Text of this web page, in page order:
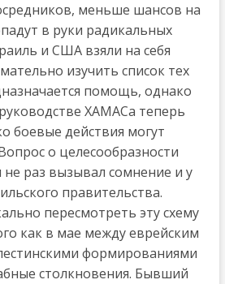
меньше шансов на
в руки радикальных
и США взяли на себя
изучить список тех
помощь, однако
ХАМАСа теперь
боевые действия могут
о целесообразности
раз вызывал сомнение и у
правительства.
пересмотреть эту схему
как в мае между еврейским
формированиями
столкновения. Бывший